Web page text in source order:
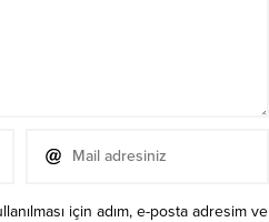
için adım, e-posta adresim ve